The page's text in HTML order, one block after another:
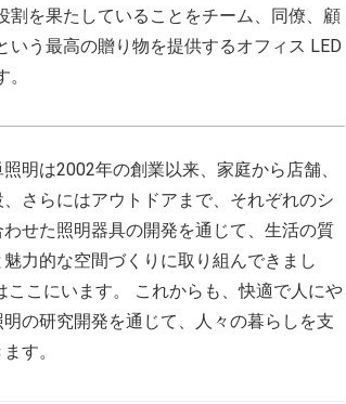
を果たしていることをチーム、同僚、顧
う最高の贈り物を提供するオフィス LED
明は2002年の創業以来、家庭から店舗、
さらにはアウトドアまで、それぞれのシ
わせた照明器具の開発を通じて、生活の質
力的な空間づくりに取り組んできまし
ここにいます。 これからも、快適で人にや
明の研究開発を通じて、人々の暮らしを支
す。